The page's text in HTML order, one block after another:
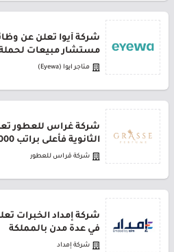
شركة أيوا تعلن عن
مستشار مبيعات لحملة
متاجر ايوا (Eyewa)
شركة غراس للعطور
الثانوية فأعلى براتب 5,000 ريال
شركة قراس للعطور
شركة إمداد الخبرات
في عدة مدن بالمملكة
شركة إمداد